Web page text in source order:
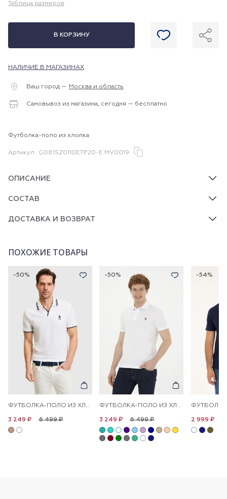
Таблица размеров
В КОРЗИНУ
НАЛИЧИЕ В МАГАЗИНАХ
Ваш город — Москва и область
Самовывоз из магазина, сегодня — бесплатно
Футболка-поло из хлопка
Артикул G081SZ0110ETP20-E.MV0019
ОПИСАНИЕ
СОСТАВ
ДОСТАВКА И ВОЗВРАТ
ПОХОЖИЕ ТОВАРЫ
-50%
ФУТБОЛКА-ПОЛО ИЗ ХЛОПКА С КОНТРАСТНОЙ ОКАНТОВКОЙ
6 499 ₽
3 249 ₽
-50%
ФУТБОЛКА-ПОЛО ИЗ ХЛОПКА
6 499 ₽
3 249 ₽
-54%
2 999 ₽